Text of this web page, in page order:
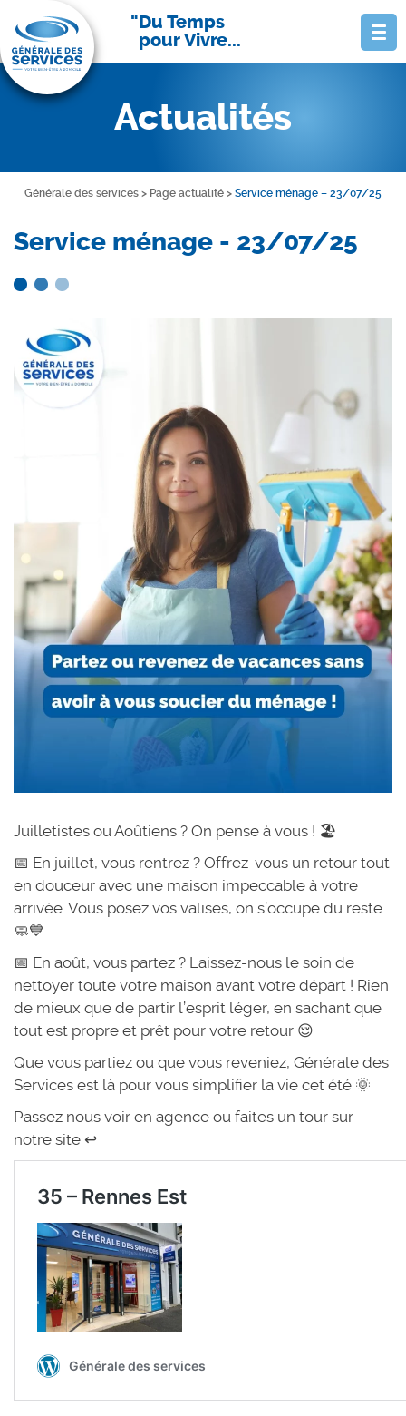
Du Temps
pour Vivre...
Actualités
Générale des services > Page actualité > Service ménage – 23/07/25
Service ménage - 23/07/25
Juilletistes ou Aoûtiens ? On pense à vous ! 🏖️
📅 En juillet, vous rentrez ? Offrez-vous un retour tout
en douceur avec une maison impeccable à votre
arrivée. Vous posez vos valises, on s’occupe du reste
🧼💙
📅 En août, vous partez ? Laissez-nous le soin de
nettoyer toute votre maison avant votre départ ! Rien
de mieux que de partir l’esprit léger, en sachant que
tout est propre et prêt pour votre retour 😌
Que vous partiez ou que vous reveniez, Générale des
Services est là pour vous simplifier la vie cet été 🌞
Passez nous voir en agence ou faites un tour sur
notre site ↩️